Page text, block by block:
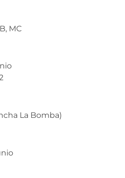
MC
La Bomba)